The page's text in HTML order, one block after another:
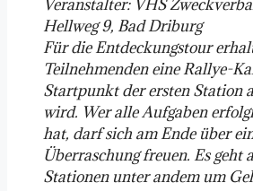
Veranstalter: VHS
Hellweg 9, Bad Driburg
Für die Entdeckungstour
Teilnehmenden eine Rallye-
Startpunkt der ersten Station
wird. Wer alle Aufgaben
hat, darf sich am Ende über
Überraschung freuen. Es geht
Stationen unter andem um